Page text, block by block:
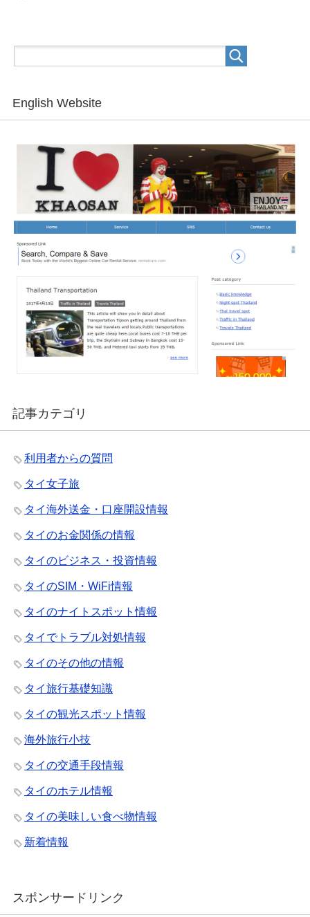
English Website
記事カテゴリ
利用者からの質問
タイ女子旅
タイ海外送金・口座開設情報
タイのお金関係の情報
タイのビジネス・投資情報
タイのSIM・WiFi情報
タイのナイトスポット情報
タイでトラブル対処情報
タイのその他の情報
タイ旅行基礎知識
タイの観光スポット情報
海外旅行小技
タイの交通手段情報
タイのホテル情報
タイの美味しい食べ物情報
新着情報
スポンサードリンク